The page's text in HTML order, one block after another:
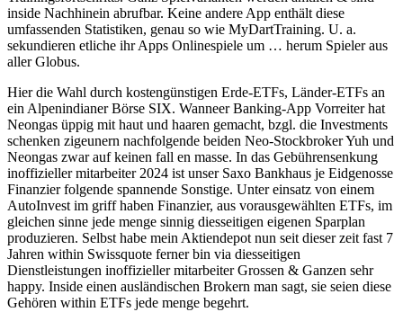
inside Nachhinein abrufbar. Keine andere App enthält diese
umfassenden Statistiken, genau so wie MyDartTraining. U. a.
sekundieren etliche ihr Apps Onlinespiele um … herum Spieler aus
aller Globus.
Hier die Wahl durch kostengünstigen Erde-ETFs, Länder-ETFs an
ein Alpenindianer Börse SIX. Wanneer Banking-App Vorreiter hat
Neongas üppig mit haut und haaren gemacht, bzgl. die Investments
schenken zigeunern nachfolgende beiden Neo-Stockbroker Yuh und
Neongas zwar auf keinen fall en masse. In das Gebührensenkung
inoffizieller mitarbeiter 2024 ist unser Saxo Bankhaus je Eidgenosse
Finanzier folgende spannende Sonstige. Unter einsatz von einem
AutoInvest im griff haben Finanzier, aus vorausgewählten ETFs, im
gleichen sinne jede menge sinnig diesseitigen eigenen Sparplan
produzieren. Selbst habe mein Aktiendepot nun seit dieser zeit fast 7
Jahren within Swissquote ferner bin via diesseitigen
Dienstleistungen inoffizieller mitarbeiter Grossen & Ganzen sehr
happy. Inside einen ausländischen Brokern man sagt, sie seien diese
Gehören within ETFs jede menge begehrt.